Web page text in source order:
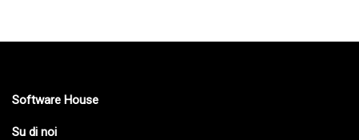
Software House
Su di noi